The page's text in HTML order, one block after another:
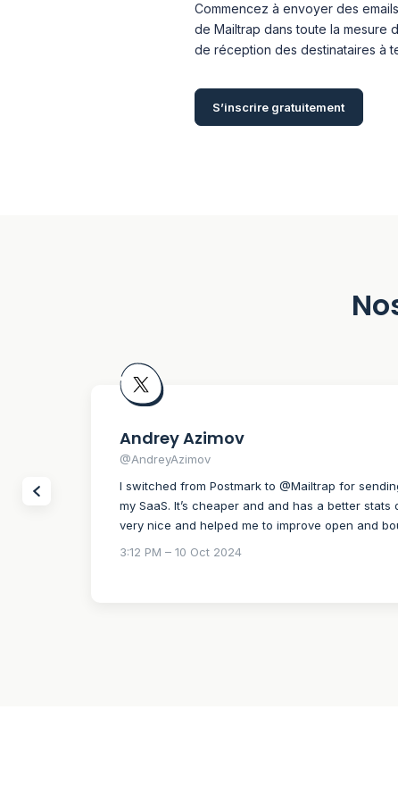
Commencez à envoyer des
de Mailtrap dans toute la mesure
de réception des destinataires à
S’inscrire gratuitement
Andrey Azimov
@AndreyAzimov
I switched from Postmark to @Mailtrap for
my SaaS. It’s cheaper and and has a better stats
very nice and helped me to improve open and
3:12 PM – 10 Oct 2024